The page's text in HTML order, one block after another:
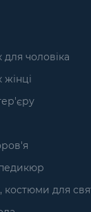
чоловіка
костюми для